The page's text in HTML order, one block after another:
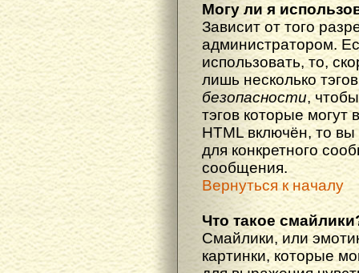
Могу ли я
Зависит от того
администратором.
использовать, то,
лишь несколько
безопасности,
тэгов которые
HTML включён, то
для конкретного
сообщения.
Вернуться к началу
Что такое
Смайлики, или
картинки, которые